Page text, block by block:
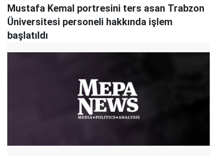
Mustafa Kemal portresini ters asan Trabzon
Üniversitesi personeli hakkında işlem
başlatıldı